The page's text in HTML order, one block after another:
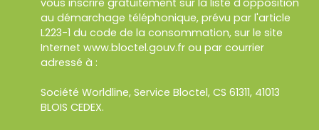
vous inscrire gratuitement sur la liste d'opposition
au démarchage téléphonique, prévu par l'article
L223-1 du code de la consommation, sur le site
Internet www.bloctel.gouv.fr ou par courrier
adressé à :
Société Worldline, Service Bloctel, CS 61311, 41013
BLOIS CEDEX.